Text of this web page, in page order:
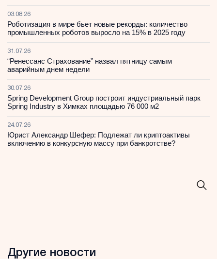
03.08.26
Роботизация в мире бьет новые рекорды: количество
промышленных роботов выросло на 15% в 2025 году
31.07.26
“Ренессанс Страхование” назвал пятницу самым
аварийным днем недели
30.07.26
Spring Development Group построит индустриальный парк
Spring Industry в Химках площадью 76 000 м2
24.07.26
Юрист Александр Шефер: Подлежат ли криптоактивы
включению в конкурсную массу при банкротстве?
Другие новости